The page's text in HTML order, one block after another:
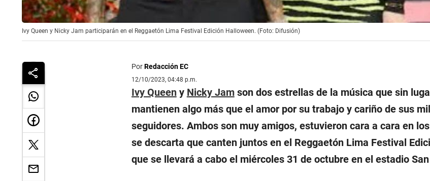
Ivy Queen y Nicky Jam participarán en el Reggaetón Lima Festival Edición Halloween. (Foto: Difusión)
PorRedacción EC
12/10/2023, 04:48 p.m.
Ivy Queeny Nicky Jamson dos estrellas de la música que sin
mantienen algo más que el amor por su trabajo y cariño de sus
seguidores. Ambos son muy amigos, estuvieron cara a cara en
se descarta que canten juntos en el Reggaetón Lima Festival
que se llevará a cabo el miércoles 31 de octubre en el estadio